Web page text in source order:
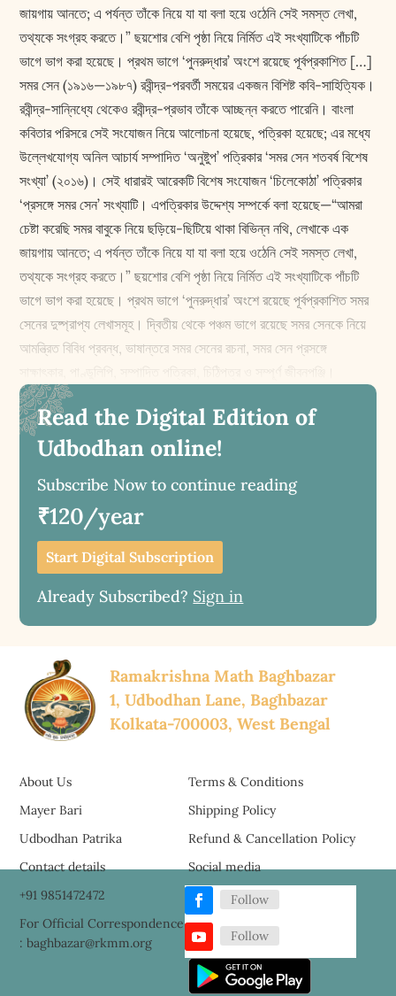
জায়গায় আনতে; এ পর্যন্ত তাঁকে নিয়ে যা যা বলা হয়ে ওঠেনি সেই সমস্ত লেখা,
তথ্যকে সংগ্রহ করতে।” ছয়শোর বেশি পৃষ্ঠা নিয়ে নির্মিত এই সংখ্যাটিকে পাঁচটি
ভাগে ভাগ করা হয়েছে। প্রথম ভাগে ‘পুনরুদ্ধার’ অংশে রয়েছে পূর্বপ্রকাশিত […]
সমর সেন (১৯১৬—১৯৮৭) রবীন্দ্র-পরবর্তী সময়ের একজন বিশিষ্ট কবি-সাহিত্যিক।
রবীন্দ্র-সান্নিধ্যে থেকেও রবীন্দ্র-প্রভাব তাঁকে আচ্ছন্ন করতে পারেনি। বাংলা
কবিতার পরিসরে সেই সংযোজন নিয়ে আলোচনা হয়েছে, পত্রিকা হয়েছে; এর মধ্যে
উল্লেখযোগ্য অনিল আচার্য সম্পাদিত ‘অনুষ্টুপ’ পত্রিকার ‘সমর সেন শতবর্ষ বিশেষ
সংখ্যা’ (২০১৬)। সেই ধারারই আরেকটি বিশেষ সংযোজন ‘চিলেকোঠা’ পত্রিকার
‘প্রসঙ্গে সমর সেন’ সংখ্যাটি। এপত্রিকার উদ্দেশ্য সম্পর্কে বলা হয়েছে—“আমরা
চেষ্টা করেছি সমর বাবুকে নিয়ে ছড়িয়ে-ছিটিয়ে থাকা বিভিন্ন নথি, লেখাকে এক
জায়গায় আনতে; এ পর্যন্ত তাঁকে নিয়ে যা যা বলা হয়ে ওঠেনি সেই সমস্ত লেখা,
তথ্যকে সংগ্রহ করতে।” ছয়শোর বেশি পৃষ্ঠা নিয়ে নির্মিত এই সংখ্যাটিকে পাঁচটি
ভাগে ভাগ করা হয়েছে। প্রথম ভাগে ‘পুনরুদ্ধার’ অংশে রয়েছে পূর্বপ্রকাশিত সমর
সেনের দুষ্প্রাপ্য লেখাসমূহ। দ্বিতীয় থেকে পঞ্চম ভাগে রয়েছে সমর সেনকে নিয়ে
আমন্ত্রিত বিবিধ প্রবন্ধ, ভাষান্তরে সমর সেনের রচনা, সমর সেন প্রসঙ্গে
Read the Digital Edition of
Udbodhan online!
Subscribe Now to continue reading
₹120/year
Start Digital Subscription
Already Subscribed? Sign in
Ramakrishna Math Baghbazar
1, Udbodhan Lane, Baghbazar
Kolkata-700003, West Bengal
About Us
Mayer Bari
Udbodhan Patrika
Terms & Conditions
Shipping Policy
Refund & Cancellation Policy
Contact details
+91 9851472472
For Official Correspondence
: baghbazar@rkmm.org
Social media
Follow
Follow